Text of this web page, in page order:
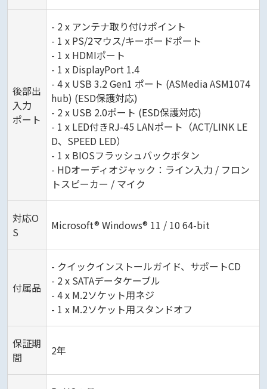
後部出
入力
ポート
- 2 x アンテナ取り付けポイント
- 1 x PS/2マウス/キーボードポート
- 1 x HDMIポート
- 1 x DisplayPort 1.4
- 4 x USB 3.2 Gen1 ポート (ASMedia ASM1074
hub) (ESD保護対応)
- 2 x USB 2.0ポート (ESD保護対応)
- 1 x LED付きRJ-45 LANポート（ACT/LINK LE
D、SPEED LED）
- 1 x BIOSフラッシュバックボタン
- HDオーディオジャック：ライン入力 / フロン
トスピーカー / マイク
対応O
S
Microsoft® Windows® 11 / 10 64-bit
付属品
- クイックインストールガイド、サポートCD
- 2 x SATAデータケーブル
- 4 x M.2ソケット用ネジ
- 1 x M.2ソケット用スタンドオフ
保証期
間
2年